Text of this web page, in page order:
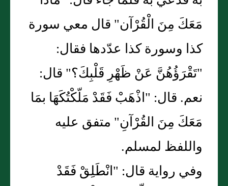
مَعَكَ مِنَ الْقُرْآن" قال معي سورة
كذا وسورة كذا عدّدها فقال:
"تَقْرَؤُهُنَّ عَنْ ظَهْرِ قَلْبِكَ؟" قال:
نعم. قال: "اذْهَبْ فَقَدْ مَلّكْتُكَهَا بمَا
مَعَكَ مِنَ القُرْآنِ" متفق عليه
واللفظ لمسلم.
وفي رواية قال: "انْطَلِقْ فَقَدْ